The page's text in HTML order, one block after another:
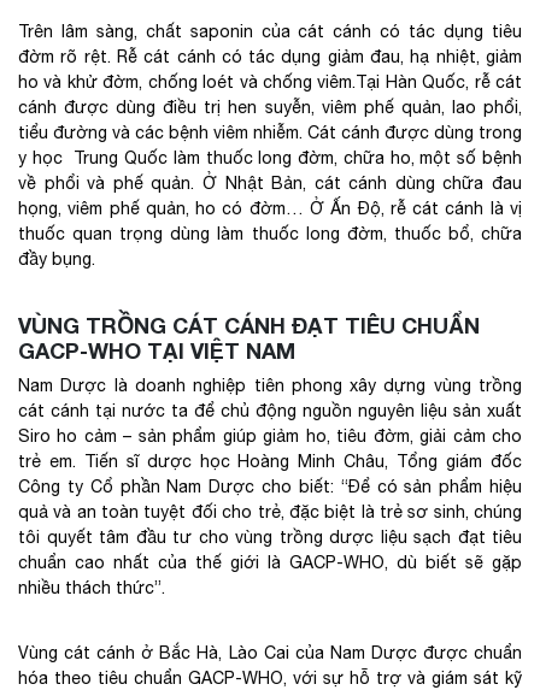
Trên lâm sàng, chất saponin của cát cánh có tác dụng tiêu
đờm rõ rệt. Rễ cát cánh có tác dụng giảm đau, hạ nhiệt, giảm
ho và khử đờm, chống loét và chống viêm.Tại Hàn Quốc, rễ cát
cánh được dùng điều trị hen suyễn, viêm phế quản, lao phổi,
tiểu đường và các bệnh viêm nhiễm. Cát cánh được dùng trong
y học Trung Quốc làm thuốc long đờm, chữa ho, một số bệnh
về phổi và phế quản. Ở Nhật Bản, cát cánh dùng chữa đau
họng, viêm phế quản, ho có đờm… Ở Ấn Độ, rễ cát cánh là vị
thuốc quan trọng dùng làm thuốc long đờm, thuốc bổ, chữa
đầy bụng.
VÙNG TRỒNG CÁT CÁNH ĐẠT TIÊU CHUẨN
GACP-WHO TẠI VIỆT NAM
Nam Dược là doanh nghiệp tiên phong xây dựng vùng trồng
cát cánh tại nước ta để chủ động nguồn nguyên liệu sản xuất
Siro ho cảm – sản phẩm giúp giảm ho, tiêu đờm, giải cảm cho
trẻ em. Tiến sĩ dược học Hoàng Minh Châu, Tổng giám đốc
Công ty Cổ phần Nam Dược cho biết: “Để có sản phẩm hiệu
quả và an toàn tuyệt đối cho trẻ, đặc biệt là trẻ sơ sinh, chúng
tôi quyết tâm đầu tư cho vùng trồng dược liệu sạch đạt tiêu
chuẩn cao nhất của thế giới là GACP-WHO, dù biết sẽ gặp
nhiều thách thức”.
Vùng cát cánh ở Bắc Hà, Lào Cai của Nam Dược được chuẩn
hóa theo tiêu chuẩn GACP-WHO, với sự hỗ trợ và giám sát kỹ